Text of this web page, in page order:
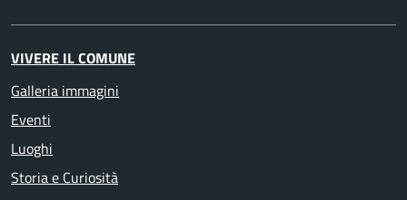
VIVERE IL COMUNE
Galleria immagini
Eventi
Luoghi
Storia e Curiosità